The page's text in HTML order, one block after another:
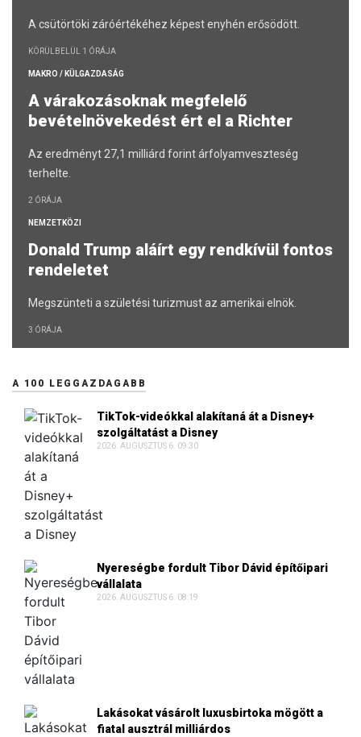
A csütörtöki záróértékéhez képest enyhén erősödött.
KÖRÜLBELÜL 1 ÓRÁJA
MAKRO / KÜLGAZDASÁG
A várakozásoknak megfelelő
bevételnövekedést ért el a Richter
Az eredményt 27,1 milliárd forint árfolyamveszteség
terhelte.
2 ÓRÁJA
NEMZETKÖZI
Donald Trump aláírt egy rendkívül fontos
rendeletet
Megszünteti a születési turizmust az amerikai elnök.
3 ÓRÁJA
A 100 LEGGAZDAGABB
TikTok-videókkal alakítaná át a Disney+
szolgáltatást a Disney
2026. AUGUSZTUS 6. 09:30
Nyereségbe fordult Tibor Dávid építőipari
vállalata
2026. AUGUSZTUS 6. 08:19
Lakásokat vásárolt luxusbirtoka mögött a
fiatal ausztrál milliárdos